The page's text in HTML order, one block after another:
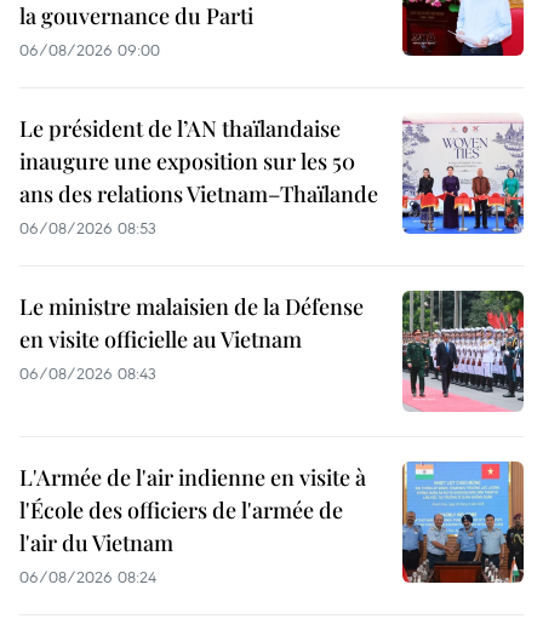
la gouvernance du Parti
06/08/2026 09:00
Le président de l’AN thaïlandaise
inaugure une exposition sur les 50
ans des relations Vietnam–Thaïlande
06/08/2026 08:53
Le ministre malaisien de la Défense
en visite officielle au Vietnam
06/08/2026 08:43
L'Armée de l'air indienne en visite à
l'École des officiers de l'armée de
l'air du Vietnam
06/08/2026 08:24